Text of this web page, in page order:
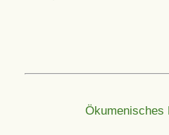
Ökumenisches